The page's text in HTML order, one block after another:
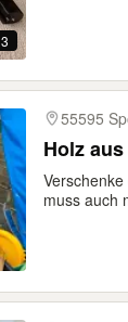
3
55595
Holz
muss auch